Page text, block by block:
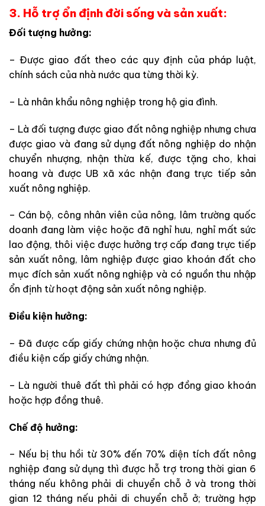
3. Hỗ trợ ổn định đời sống và sản xuất:
Đối tượng hưởng:
– Được giao đất theo các quy định của pháp luật,
chính sách của nhà nước qua từng thời kỳ.
– Là nhân khẩu nông nghiệp trong hộ gia đình.
– Là đối tượng được giao đất nông nghiệp nhưng chưa
được giao và đang sử dụng đất nông nghiệp do nhận
chuyển nhượng, nhận thừa kế, được tặng cho, khai
hoang và được UB xã xác nhận đang trực tiếp sản
xuất nông nghiệp.
– Cán bộ, công nhân viên của nông, lâm trường quốc
doanh đang làm việc hoặc đã nghỉ hưu, nghỉ mất sức
lao động, thôi việc được hưởng trợ cấp đang trực tiếp
sản xuất nông, lâm nghiệp được giao khoán đất cho
mục đích sản xuất nông nghiệp và có nguồn thu nhập
ổn định từ hoạt động sản xuất nông nghiệp.
Điều kiện hưởng:
– Đã được cấp giấy chứng nhận hoặc chưa nhưng đủ
điều kiện cấp giấy chứng nhận.
– Là người thuê đất thì phải có hợp đồng giao khoán
hoặc hợp đồng thuê.
Chế độ hưởng:
– Nếu bị thu hồi từ 30% đến 70% diện tích đất nông
nghiệp đang sử dụng thì được hỗ trợ trong thời gian 6
tháng nếu không phải di chuyển chỗ ở và trong thời
gian 12 tháng nếu phải di chuyển chỗ ở; trường hợp